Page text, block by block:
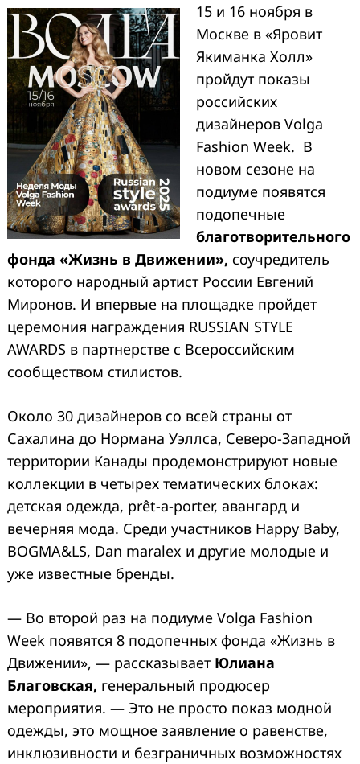
15 и 16 ноября в
Москве в «Яровит
Якиманка Холл»
пройдут показы
российских
дизайнеров Volga
Fashion Week. В
новом сезоне на
подиуме появятся
подопечные
благотворительного
фонда «Жизнь в Движении», соучредитель
которого народный артист России Евгений
Миронов. И впервые на площадке пройдет
церемония награждения RUSSIAN STYLE
AWARDS в партнерстве с Всероссийским
сообществом стилистов.
Около 30 дизайнеров со всей страны от
Сахалина до Нормана Уэллса, Северо-Западной
территории Канады продемонстрируют новые
коллекции в четырех тематических блоках:
детская одежда, prêt-a-porter, авангард и
вечерняя мода. Среди участников Happy Baby,
BOGMA&LS, Dan maralex и другие молодые и
уже известные бренды.
— Во второй раз на подиуме Volga Fashion
Week появятся 8 подопечных фонда «Жизнь в
Движении», — рассказывает Юлиана
Благовская, генеральный продюсер
мероприятия. — Это не просто показ модной
одежды, это мощное заявление о равенстве,
инклюзивности и безграничных возможностях